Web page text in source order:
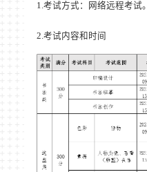
1.考试方式：网络远程考试。
2.考试内容和时间